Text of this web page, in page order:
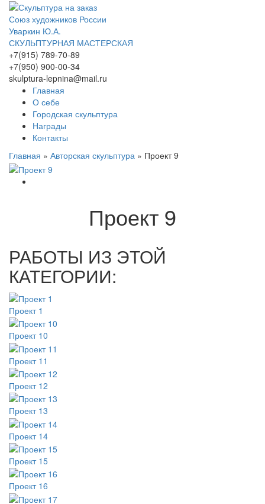
Союз художников России
Уваркин Ю.А.
СКУЛЬПТУРНАЯ МАСТЕРСКАЯ
+7(915) 789-70-89
+7(950) 900-00-34
skulptura-lepnina@mail.ru
Главная
О себе
Городская скульптура
Награды
Контакты
Главная » Авторская скульптура » Проект 9
Проект 9
РАБОТЫ ИЗ ЭТОЙ
КАТЕГОРИИ:
Проект 1
Проект 10
Проект 11
Проект 12
Проект 13
Проект 14
Проект 15
Проект 16